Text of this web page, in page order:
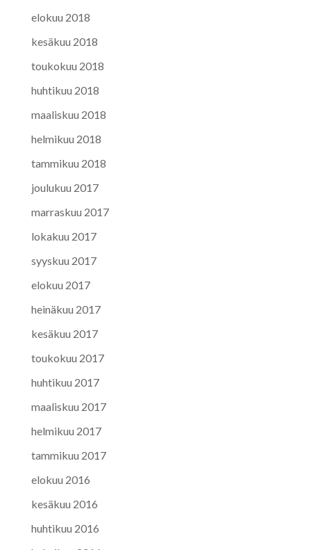
elokuu 2018
kesäkuu 2018
toukokuu 2018
huhtikuu 2018
maaliskuu 2018
helmikuu 2018
tammikuu 2018
joulukuu 2017
marraskuu 2017
lokakuu 2017
syyskuu 2017
elokuu 2017
heinäkuu 2017
kesäkuu 2017
toukokuu 2017
huhtikuu 2017
maaliskuu 2017
helmikuu 2017
tammikuu 2017
elokuu 2016
kesäkuu 2016
huhtikuu 2016